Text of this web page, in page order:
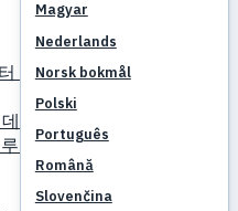
Magyar
Nederlands
Norsk bokmål
Polski
Português
Română
Slovenčina
퀘스트 신규 플레이어 시작
이터베이스
루스레벨링비교